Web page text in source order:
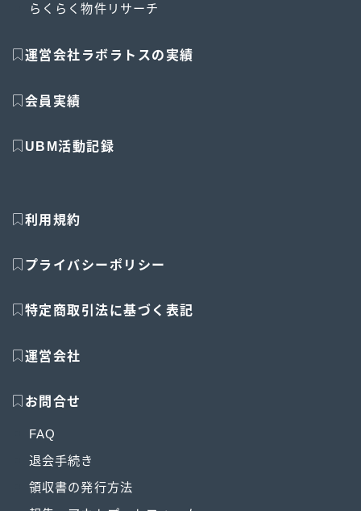
らくらく物件リサーチ
運営会社ラボラトスの実績
会員実績
UBM活動記録
利用規約
プライバシーポリシー
特定商取引法に基づく表記
運営会社
お問合せ
FAQ
退会手続き
領収書の発行方法